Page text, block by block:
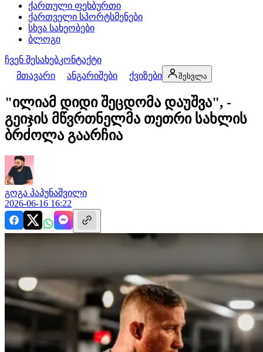
ქართული ფეხბურთი
ქართველი სპორტსმენები
სხვა სახეობები
ბლოგი
ჩვენ შესახებკონტაქტი
მთავარი
ანგარიშები ქვიზები შესვლა
"ილიამ დიდი შეცდომა დაუშვა", -
გეიჯის მწვრთნელმა თეთრი სახლის
ბრძოლა გაარჩია
გოგა პაპუნაშვილი
2026-06-16 16:22